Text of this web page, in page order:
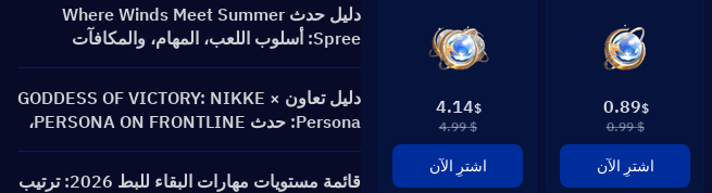
$
0.89
$ 0.99
اشترِ الآن
$
4.14
$ 4.99
اشترِ الآن
دليل حدث Where Winds Meet Summer
Spree: أسلوب اللعب، المهام، والمكافآت
دليل تعاون GODDESS OF VICTORY: NIKKE ×
Persona: حدث PERSONA ON FRONTLINE،
الشخصيات، الرايات والمكافآت
قائمة مستويات مهارات البقاء للبط 2026: ترتيب